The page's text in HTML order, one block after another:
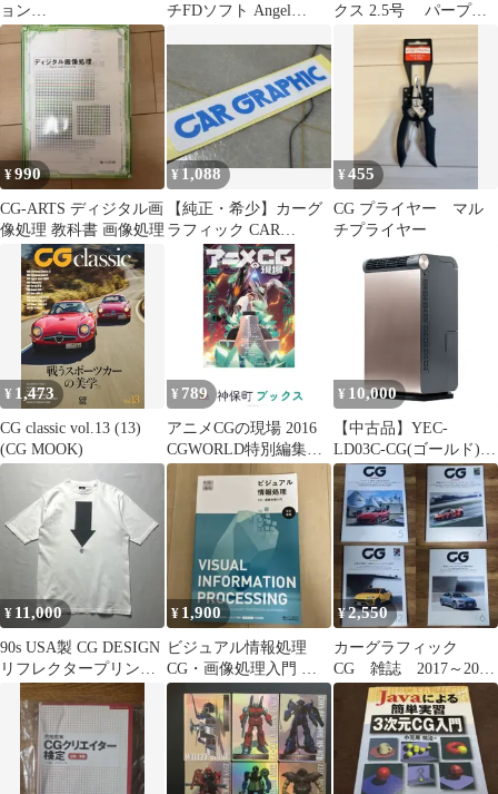
ョン
(Information&Computing
17) 渕上 季代絵_03
チFDソフト Angel
Studio KAREN
クス 2.5号 パープル
¥990
CG-ARTS ディジタル画
像処理 教科書 画像処理
¥ 1,088
【純正・希少】カーグ
ラフィック CAR
GRAPHIC CG ステッカ
ー 青抜
¥455
CG プライヤー マル
チプライヤー
¥ 1,473
CG classic vol.13 (13)
(CG MOOK)
¥ 789
アニメCGの現場 2016
CGWORLD特別編集版
ボーンデジタル書籍編
集部
¥ 10,000
【中古品】YEC-
LD03C-CG(ゴールド)
パーソナルクーラー 排
熱ダクト付
¥ 11,000
90s USA製 CG DESIGN
リフレクタープリント
デザイン Tシャツ
¥ 1,900
ビジュアル情報処理
CG・画像処理入門 改
訂新版
¥2,550
カーグラフィック
CG 雑誌 2017～2020
年 13冊まとめ売り